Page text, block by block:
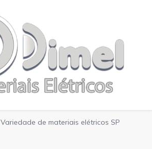
Variedade de materiais elétricos SP